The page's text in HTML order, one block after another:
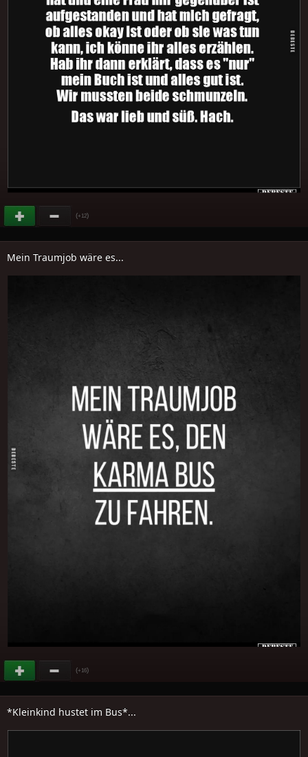
(+12)
Mein Traumjob wäre es...
(+16)
*Kleinkind hustet im Bus*...